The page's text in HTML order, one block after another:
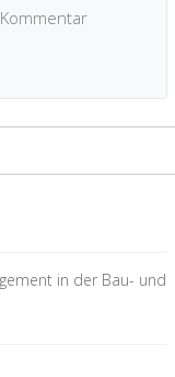
in der Bau- und